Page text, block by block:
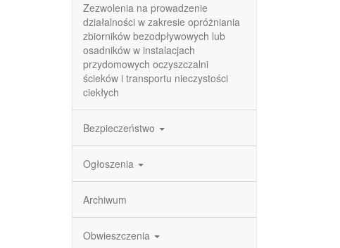
Zezwolenia na prowadzenie
działalności w zakresie opróżniania
zbiorników bezodpływowych lub
osadników w instalacjach
przydomowych oczyszczalni
ścieków i transportu nieczystości
ciekłych
Bezpieczeństwo
Ogłoszenia
Archiwum
Obwieszczenia